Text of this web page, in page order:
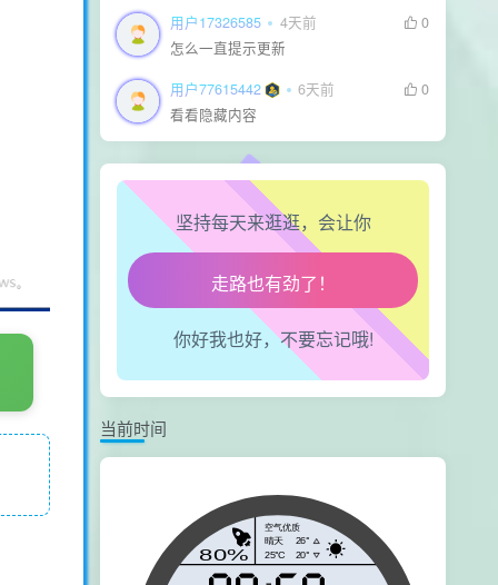
用户17326585 4天前
0
怎么一直提示更新
用户77615442 6天前
0
看看隐藏内容
坚持每天来逛逛，会让你
生活也美好了！
心情也舒畅了！
走路也有劲了！
腿也不痛了！
工作也轻松了！
你好我也好，不要忘记哦!
当前时间